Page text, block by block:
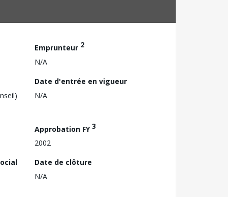
Emprunteur 2
N/A
Date d'entrée en vigueur
N/A
Approbation FY3
2002
Date de clôture
N/A